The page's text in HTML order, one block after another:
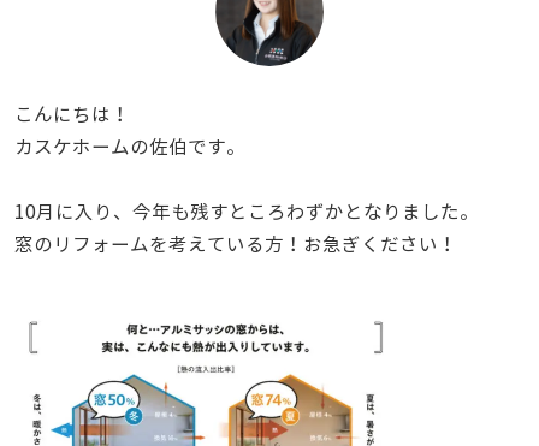
こんにちは！
カスケホームの佐伯です。
10月に入り、今年も残すところわずかとなりました。
窓のリフォームを考えている方！お急ぎください！